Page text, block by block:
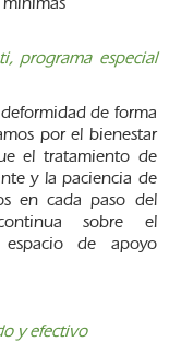
programa especial
de forma
por el bienestar
el tratamiento de
y la paciencia de
en cada paso del
sobre el
de apoyo
y efectivo